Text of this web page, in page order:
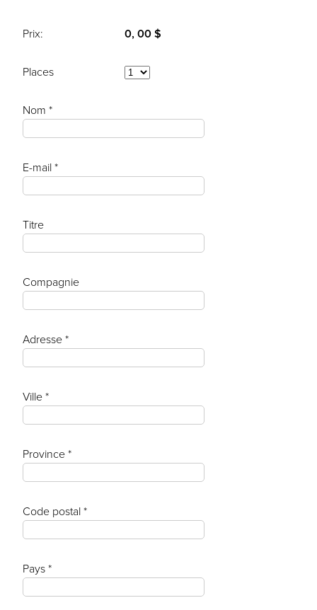
Prix: 0, 00 $
Places
Nom *
E-mail *
Titre
Compagnie
Adresse *
Ville *
Province *
Code postal *
Pays *